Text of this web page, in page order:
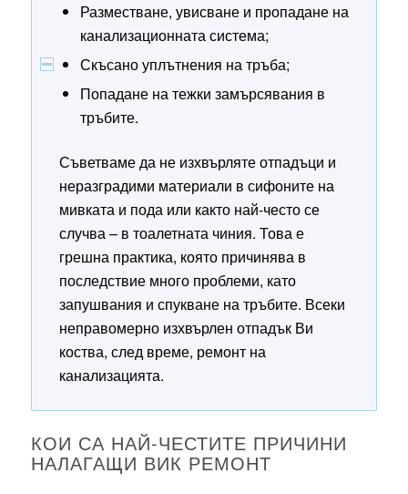
Разместване, увисване и пропадане на
канализационната система;
Скъсано уплътнения на тръба;
Попадане на тежки замърсявания в
тръбите.
Съветваме да не изхвърляте отпадъци и
неразградими материали в сифоните на
мивката и пода или както най-често се
случва – в тоалетната чиния. Това е
грешна практика, която причинява в
последствие много проблеми, като
запушвания и спукване на тръбите. Всеки
неправомерно изхвърлен отпадък Ви
коства, след време, ремонт на
канализацията.
КОИ СА НАЙ-ЧЕСТИТЕ ПРИЧИНИ
НАЛАГАЩИ ВИК РЕМОНТ